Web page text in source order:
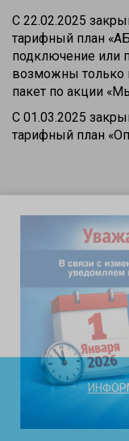
С 22.02.2025
тарифный план
подключение или
возможны только
пакет по акции
С 01.03.2025
тарифный план